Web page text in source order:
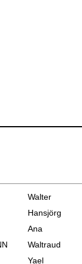
Walter
Hansjörg
Ana
Waltraud
Yael